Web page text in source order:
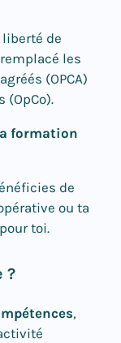
liberté de
les
(OPCA)
(OpCo).
formation
de
ou ta
toi.
?
,